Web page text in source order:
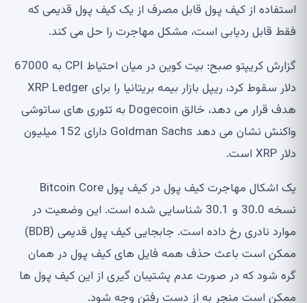
استفاده از کیف پول قابل مصرف از یک کیف پول قدیمی که
فقط قابل ردیابی است، مشکل مهاجرت را حل می کند.
گزارش کریپتو صبح: بیت کوین در میان احتیاط CPI به 67000
دلار سقوط کرد، ریپل بازار بیمه بریتانیا را برای XRP Ledger
هدف قرار می دهد، خالق Dogecoin به تئوری های ساتوشی
واکنش نشان می دهد Goldman Sachs دارای 152 میلیون
دلار XRP است.
یک اشکال مهاجرت کیف پول در کیف پول Bitcoin Core
نسخه 30.0 و 30.1 شناسایی شده است. این وضعیت در
موارد نادری رخ داده است. جابجایی کیف پول قدیمی (BDB)
ممکن است باعث حذف همه فایل های کیف پول در همان
گره شود که در صورت عدم پشتیبان گیری از این کیف پول ها
ممکن است منجر به از دست رفتن وجه شود.